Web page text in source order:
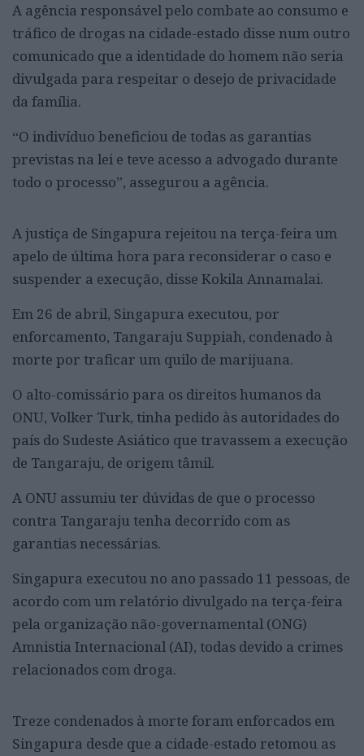
A agência responsável pelo combate ao consumo e
tráfico de drogas na cidade-estado disse num outro
comunicado que a identidade do homem não seria
divulgada para respeitar o desejo de privacidade
da família.
“O indivíduo beneficiou de todas as garantias
previstas na lei e teve acesso a advogado durante
todo o processo”, assegurou a agência.
A justiça de Singapura rejeitou na terça-feira um
apelo de última hora para reconsiderar o caso e
suspender a execução, disse Kokila Annamalai.
Em 26 de abril, Singapura executou, por
enforcamento, Tangaraju Suppiah, condenado à
morte por traficar um quilo de marijuana.
O alto-comissário para os direitos humanos da
ONU, Volker Turk, tinha pedido às autoridades do
país do Sudeste Asiático que travassem a execução
de Tangaraju, de origem tâmil.
A ONU assumiu ter dúvidas de que o processo
contra Tangaraju tenha decorrido com as
garantias necessárias.
Singapura executou no ano passado 11 pessoas, de
acordo com um relatório divulgado na terça-feira
pela organização não-governamental (ONG)
Amnistia Internacional (AI), todas devido a crimes
relacionados com droga.
Treze condenados à morte foram enforcados em
Singapura desde que a cidade-estado retomou as